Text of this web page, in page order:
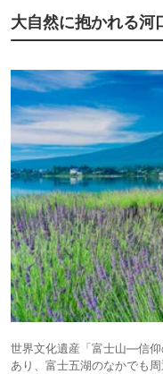
大自然に抱かれる河
世界文化遺産「富士山―信
あり、富士五湖のなかでも